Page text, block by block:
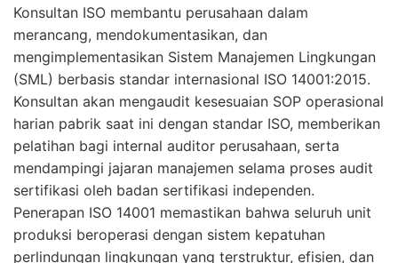
Konsultan ISO membantu perusahaan dalam
merancang, mendokumentasikan, dan
mengimplementasikan Sistem Manajemen Lingkungan
(SML) berbasis standar internasional ISO 14001:2015.
Konsultan akan mengaudit kesesuaian SOP operasional
harian pabrik saat ini dengan standar ISO, memberikan
pelatihan bagi internal auditor perusahaan, serta
mendampingi jajaran manajemen selama proses audit
sertifikasi oleh badan sertifikasi independen.
Penerapan ISO 14001 memastikan bahwa seluruh unit
produksi beroperasi dengan sistem kepatuhan
perlindungan lingkungan yang terstruktur, efisien, dan